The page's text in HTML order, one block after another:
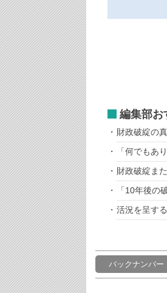
編集部お
財政破綻の
「何でもあ
財政破綻ま
「10年後の
活況を呈す
バックナンバー